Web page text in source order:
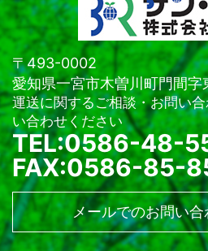
〒493-0002
愛知県一宮市木曽川町門間字
運送に関するご相談・お問い
い合わせください
TEL:0586-48-
FAX:0586-85-
メールでのお問い